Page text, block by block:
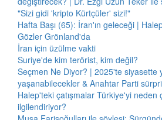
"Sizi gidi 'kripto Kürtçüler' sizi!"
Hafta Başı (65): İran'ın geleceği |
Gözler Grönland'da
İran için üzülme vakti
Suriye'de kim terörist, kim değil?
Seçmen Ne Diyor? | 2025'te siyasette
yaşanabilecekler & Anahtar Parti
Halep'teki çatışmalar Türkiye'yi neden
ilgilendiriyor?